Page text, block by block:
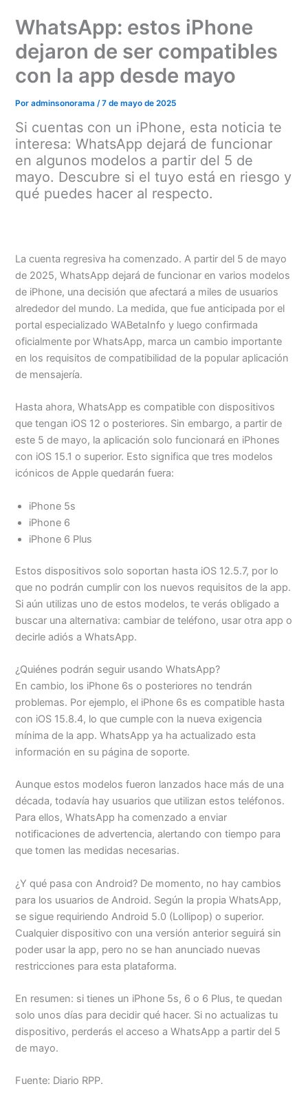
contenido
Menu
WhatsApp: estos iPhone
dejaron de ser compatibles
con la app desde mayo
Poradminsonorama/7 de mayo de 2025
Si cuentas con un iPhone, esta noticia te
interesa: WhatsApp dejará de funcionar
en algunos modelos a partir del 5 de
mayo. Descubre si el tuyo está en riesgo y
qué puedes hacer al respecto.
La cuenta regresiva ha comenzado. A partir del 5 de mayo
de 2025, WhatsApp dejará de funcionar en varios modelos
de iPhone, una decisión que afectará a miles de usuarios
alrededor del mundo. La medida, que fue anticipada por el
portal especializado WABetaInfo y luego confirmada
oficialmente por WhatsApp, marca un cambio importante
en los requisitos de compatibilidad de la popular aplicación
de mensajería.
Hasta ahora, WhatsApp es compatible con dispositivos
que tengan iOS 12 o posteriores. Sin embargo, a partir de
este 5 de mayo, la aplicación solo funcionará en iPhones
con iOS 15.1 o superior. Esto significa que tres modelos
icónicos de Apple quedarán fuera:
iPhone 5s
iPhone 6
iPhone 6 Plus
Estos dispositivos solo soportan hasta iOS 12.5.7, por lo
que no podrán cumplir con los nuevos requisitos de la app.
Si aún utilizas uno de estos modelos, te verás obligado a
buscar una alternativa: cambiar de teléfono, usar otra app o
decirle adiós a WhatsApp.
¿Quiénes podrán seguir usando WhatsApp?
En cambio, los iPhone 6s o posteriores no tendrán
problemas. Por ejemplo, el iPhone 6s es compatible hasta
con iOS 15.8.4, lo que cumple con la nueva exigencia
mínima de la app. WhatsApp ya ha actualizado esta
información en su página de soporte.
Aunque estos modelos fueron lanzados hace más de una
década, todavía hay usuarios que utilizan estos teléfonos.
Para ellos, WhatsApp ha comenzado a enviar
notificaciones de advertencia, alertando con tiempo para
que tomen las medidas necesarias.
¿Y qué pasa con Android? De momento, no hay cambios
para los usuarios de Android. Según la propia WhatsApp,
se sigue requiriendo Android 5.0 (Lollipop) o superior.
Cualquier dispositivo con una versión anterior seguirá sin
poder usar la app, pero no se han anunciado nuevas
restricciones para esta plataforma.
En resumen: si tienes un iPhone 5s, 6 o 6 Plus, te quedan
solo unos días para decidir qué hacer. Si no actualizas tu
dispositivo, perderás el acceso a WhatsApp a partir del 5
de mayo.
Fuente: Diario RPP.